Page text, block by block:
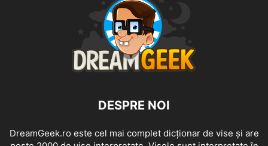
DESPRE NOI
DreamGeek.ro este cel mai complet dicționar de vise și are